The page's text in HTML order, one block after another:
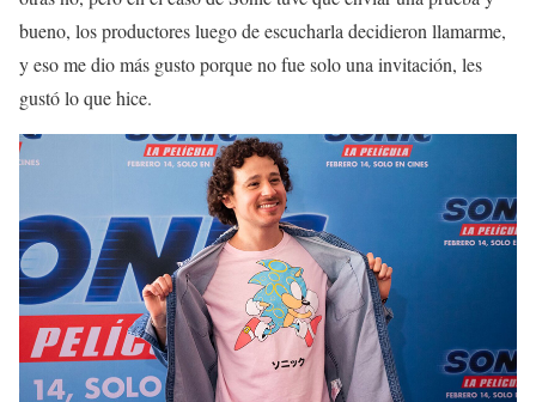
bueno, los productores luego de escucharla decidieron llamarme,
y eso me dio más gusto porque no fue solo una invitación, les
gustó lo que hice.